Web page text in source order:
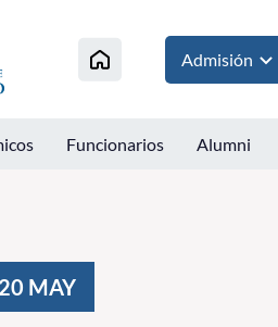
Admisión
Funcionarios Alumni
20 MAY